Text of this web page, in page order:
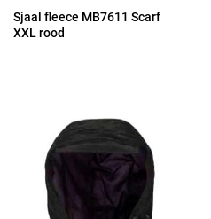
Sjaal fleece MB7611 Scarf
XXL rood